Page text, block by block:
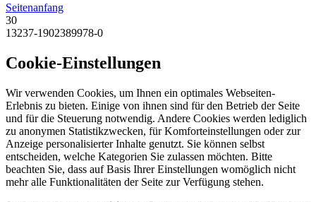
Seitenanfang
30
13237-1902389978-0
Cookie-Einstellungen
Wir verwenden Cookies, um Ihnen ein optimales Webseiten-
Erlebnis zu bieten. Einige von ihnen sind für den Betrieb der Seite
und für die Steuerung notwendig. Andere Cookies werden lediglich
zu anonymen Statistikzwecken, für Komforteinstellungen oder zur
Anzeige personalisierter Inhalte genutzt. Sie können selbst
entscheiden, welche Kategorien Sie zulassen möchten. Bitte
beachten Sie, dass auf Basis Ihrer Einstellungen womöglich nicht
mehr alle Funktionalitäten der Seite zur Verfügung stehen.